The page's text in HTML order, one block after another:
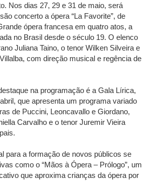
Nos dias 27, 29 e 31 de maio, será
concerto a ópera “La Favorite”, de
ópera francesa em quatro atos, a
no Brasil desde o século 19. O elenco
Juliana Taino, o tenor Wilken Silveira e
com direção musical e regência de
na programação é a Gala Lírica,
que apresenta um programa variado
de Puccini, Leoncavallo e Giordano,
Carvalho e o tenor Juremir Vieira
para a formação de novos públicos se
como o “Mãos à Ópera – Prólogo”, um
que aproxima crianças da ópera por